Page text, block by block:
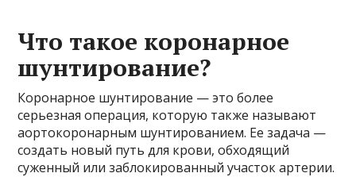
Что такое коронарное
шунтирование?
Коронарное шунтирование — это более
серьезная операция, которую также называют
аортокоронарным шунтированием. Ее задача —
создать новый путь для крови, обходящий
суженный или заблокированный участок артерии.